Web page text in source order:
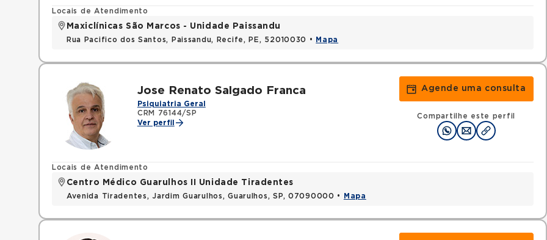
Locais de Atendimento
Maxiclínicas São Marcos - Unidade Paissandu
Rua Pacifico dos Santos, Paissandu, Recife, PE, 52010030 • Mapa
Jose Renato Salgado Franca
Psiquiatria Geral
CRM 76144/SP
Ver perfil
Agende uma consulta
Compartilhe este perfil
Locais de Atendimento
Centro Médico Guarulhos II Unidade Tiradentes
Avenida Tiradentes, Jardim Guarulhos, Guarulhos, SP, 07090000 • Mapa